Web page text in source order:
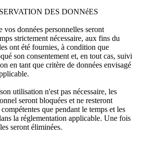
DES DONNéES
données personnelles seront
strictement nécessaire, aux fins du
ont été fournies, à condition que
son consentement et, en tout cas, suivi
en tant que critère de données envisagé
utilisation n'est pas nécessaire, les
seront bloquées et ne resteront
que pendant le temps et les
la réglementation applicable. Une fois
seront éliminées.